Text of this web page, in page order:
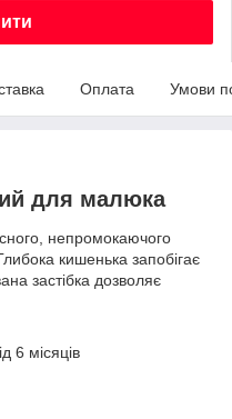
Оплата Умови
для малюка
непромокаючого
кишенька запобігає
застібка дозволяє
6 місяців